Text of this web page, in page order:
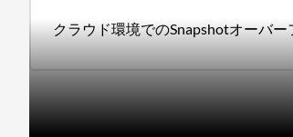
クラウド環境でのSnapshotオーバ